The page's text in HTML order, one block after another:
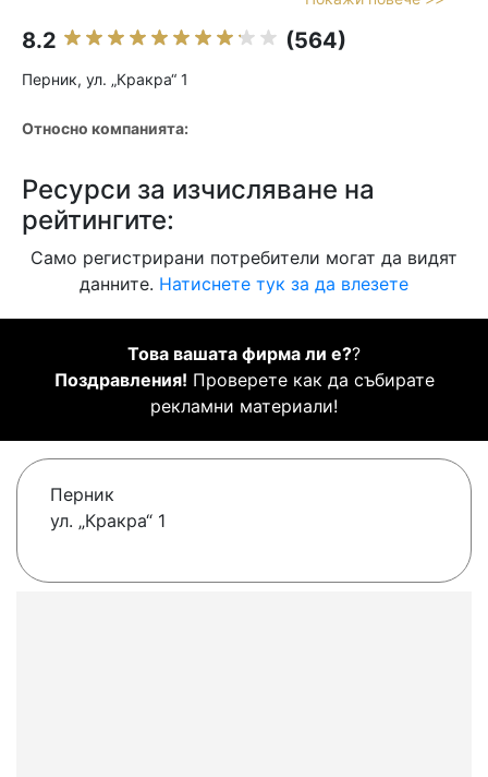
8.2 (564)
Перник, ул. „Кракра“ 1
Относно компанията:
Ресурси за изчисляване на
рейтингите:
Само регистрирани потребители могат да видят
данните. Натиснете тук за да влезете
Това вашата фирма ли е??
Поздравления! Проверете как да събирате
рекламни материали!
Перник
ул. „Кракра“ 1